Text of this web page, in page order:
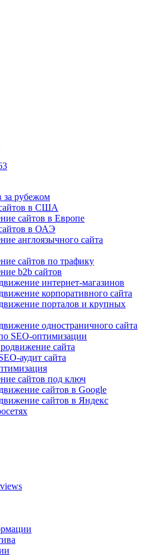
за рубежом
в США
сайтов в Европе
в ОАЭ
англоязычного сайта
сайтов по трафику
b2b сайтов
интернет-магазинов
корпоративного сайта
порталов и крупных
одностраничного сайта
SEO-оптимизации
сайта
аудит сайта
сайтов под ключ
сайтов в Google
сайтов в Яндекс